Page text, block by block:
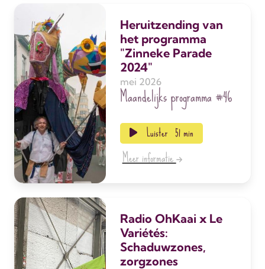
Heruitzending van
het programma
"Zinneke Parade
2024"
mei 2026
Maandelijks programma#46
Luister 51 min
Meer informatie
Radio OhKaai x Le
Variétés:
Schaduwzones,
zorgzones